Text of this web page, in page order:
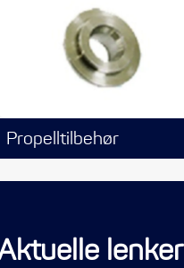
Propelltilbehør
lenker